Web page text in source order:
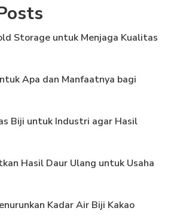
Storage untuk Menjaga Kualitas
Apa dan Manfaatnya bagi
Biji untuk Industri agar Hasil
Hasil Daur Ulang untuk Usaha
Kadar Air Biji Kakao